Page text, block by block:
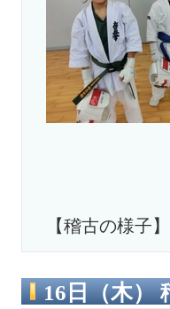
【稽古の様子】
16日（木）